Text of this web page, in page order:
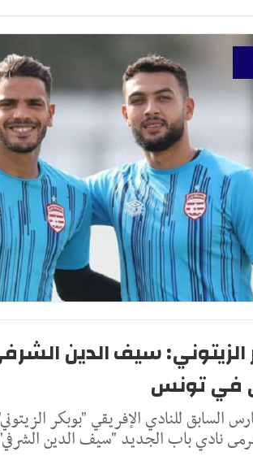
الزيتوني: سيف الدين
في تونس
السابق للنادي الإفريقي "بوبكر
نادي باب الجديد "سيف الدين